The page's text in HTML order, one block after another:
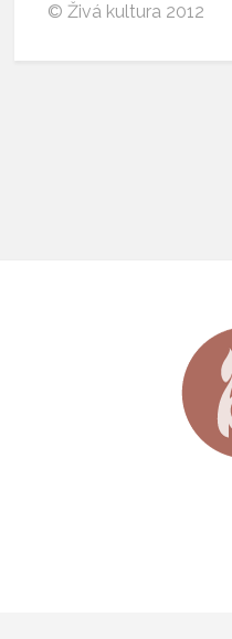
© Živá kultura 2012